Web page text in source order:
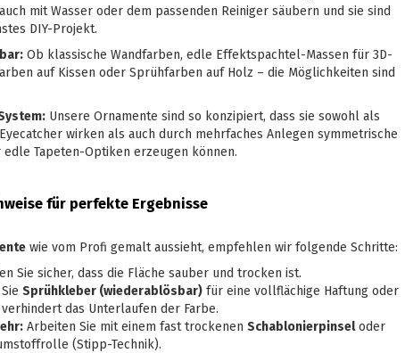
mit Wasser oder dem passenden Reiniger säubern und sie sind
DIY-Projekt.
Ob klassische Wandfarben, edle Effektspachtel-Massen für 3D-
auf Kissen oder Sprühfarben auf Holz – die Möglichkeiten sind
Unsere Ornamente sind so konzipiert, dass sie sowohl als
wirken als auch durch mehrfaches Anlegen symmetrische
Tapeten-Optiken erzeugen können.
für perfekte Ergebnisse
wie vom Profi gemalt aussieht, empfehlen wir folgende Schritte:
Sie sicher, dass die Fläche sauber und trocken ist.
Sprühkleber (wiederablösbar) für eine vollflächige Haftung oder
das Unterlaufen der Farbe.
Arbeiten Sie mit einem fast trockenen Schablonierpinseloder
(Stipp-Technik).